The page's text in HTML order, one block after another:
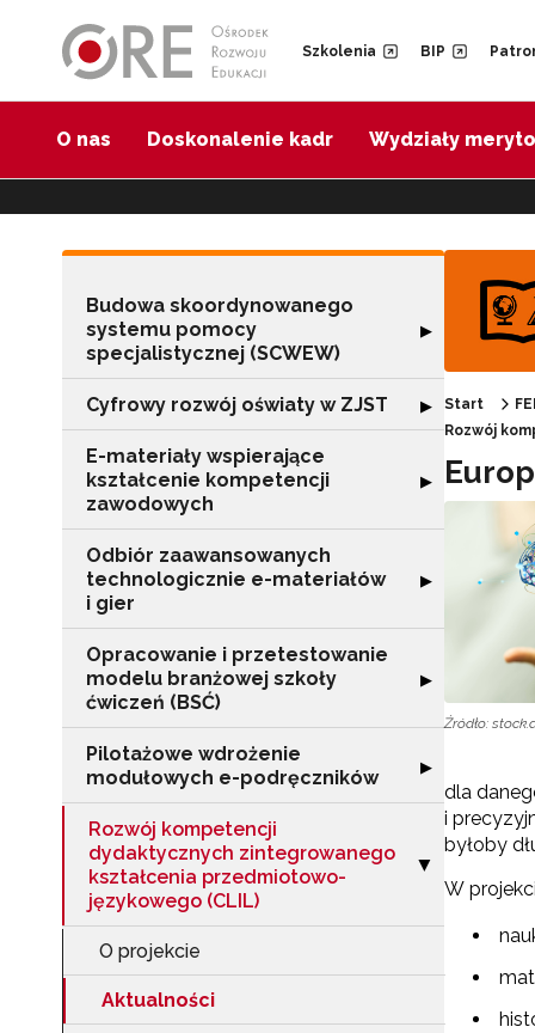
Szkolenia BIP
O nas Doskonalenie kadr Wydziały
Budowa skoordynowanego
systemu pomocy
specjalistycznej (SCWEW)
Rozwiń sekcję
▶
Cyfrowy rozwój oświaty w ZJST Rozwiń sekcję
▶
E-materiały wspierające
kształcenie kompetencji
zawodowych
Rozwiń sekcję
▶
Odbiór zaawansowanych
technologicznie e-materiałów
i gier
Rozwiń sekcję
▶
Opracowanie i przetestowanie
modelu branżowej szkoły
ćwiczeń (BSĆ)
Rozwiń sekcję
▶
Pilotażowe wdrożenie
modułowych e-podręczników
Rozwiń sekcję
▶
Rozwój kompetencji
dydaktycznych zintegrowanego
kształcenia przedmiotowo-
językowego (CLIL)
Zwiń sekcję
▶
O projekcie
Aktualności
Start
Rozwój
Źródło:
dla
i
byłoby
W